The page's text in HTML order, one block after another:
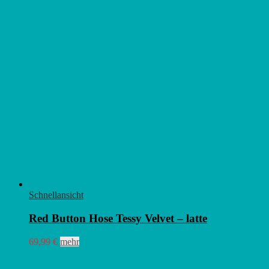
Schnellansicht
Red Button Hose Tessy Velvet – latte
69,99 € mehrDieses